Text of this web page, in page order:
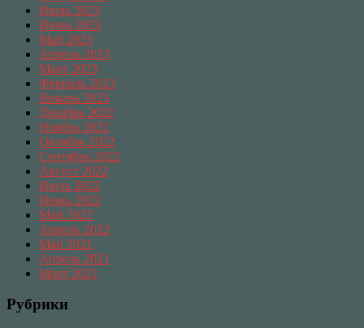
Июль 2023
Июнь 2023
Май 2023
Апрель 2023
Март 2023
Февраль 2023
Январь 2023
Декабрь 2022
Ноябрь 2022
Октябрь 2022
Сентябрь 2022
Август 2022
Июль 2022
Июнь 2022
Май 2022
Апрель 2022
Май 2021
Апрель 2021
Март 2021
Рубрики